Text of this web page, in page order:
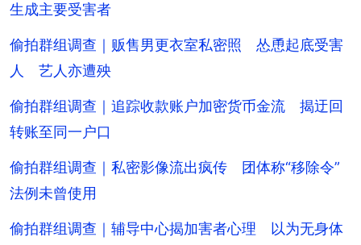
生成主要受害者
偷拍群组调查｜贩售男更衣室私密照 怂恿起底受害
人 艺人亦遭殃
偷拍群组调查｜追踪收款账户加密货币金流 揭迂回
转账至同一户口
偷拍群组调查｜私密影像流出疯传 团体称“移除令”
法例未曾使用
偷拍群组调查｜辅导中心揭加害者心理 以为无身体